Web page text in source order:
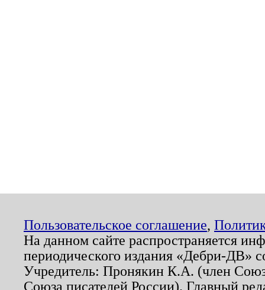
Пользовательское соглашение,
На данном сайте распространяется
периодического издания «Дебри-ДВ»
Учредитель: Пронякин К.А. (член
Союза писателей России). Главный